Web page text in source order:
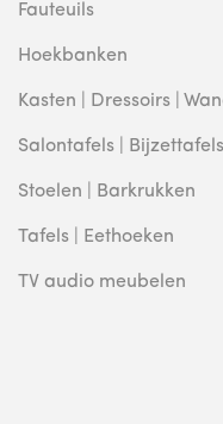
Fauteuils
Hoekbanken
Kasten | Dressoirs |
Salontafels | Bijzettafels
Stoelen | Barkrukken
Tafels | Eethoeken
TV audio meubelen